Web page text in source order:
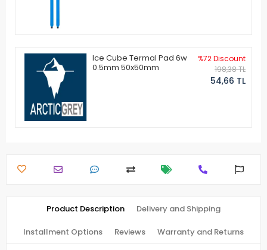
Ice Cube Termal Pad 6w
0.5mm 50x50mm
%72 Discount
198,38 TL
54,66 TL
Product Description Delivery and Shipping
Installment Options Reviews Warranty and Returns